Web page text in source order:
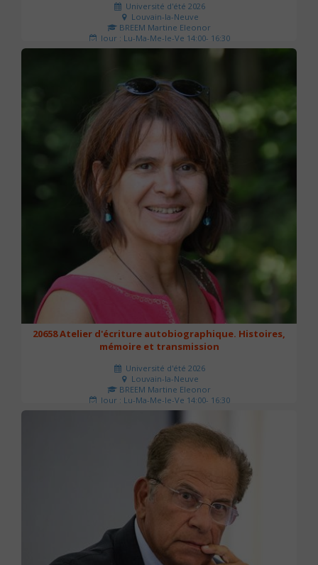
Université d'été 2026
Louvain-la-Neuve
BREEM Martine Eleonor
Jour : Lu-Ma-Me-Je-Ve 14:00- 16:30
Nombre de séances : 3
20658 Atelier d'écriture autobiographique. Histoires,
mémoire et transmission
Université d'été 2026
Louvain-la-Neuve
BREEM Martine Eleonor
Jour : Lu-Ma-Me-Je-Ve 14:00- 16:30
Nombre de séances : 3